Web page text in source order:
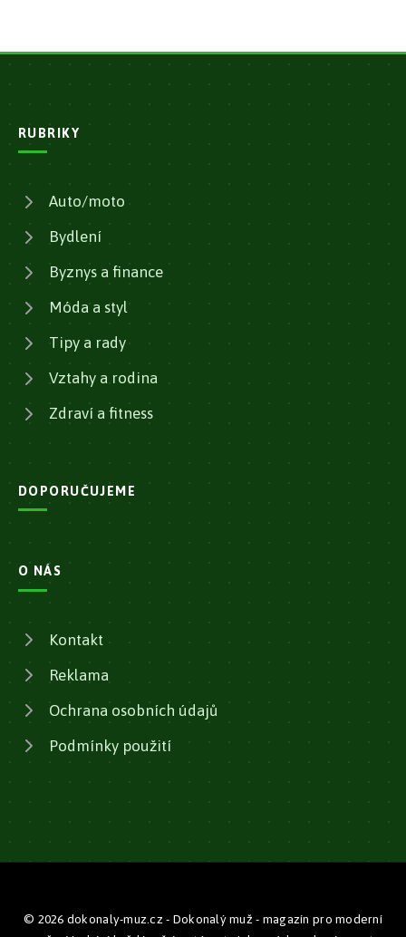
RUBRIKY
Auto/moto
Bydlení
Byznys a finance
Móda a styl
Tipy a rady
Vztahy a rodina
Zdraví a fitness
DOPORUČUJEME
O NÁS
Kontakt
Reklama
Ochrana osobních údajů
Podmínky použití
© 2026 dokonaly-muz.cz - Dokonalý muž - magazín pro moderní